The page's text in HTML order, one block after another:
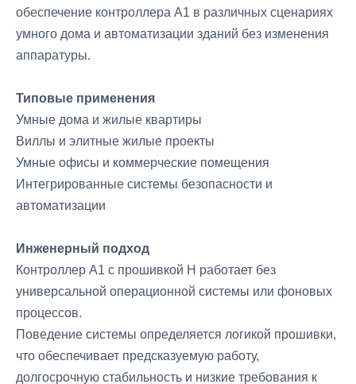
обеспечение контроллера A1 в различных сценариях
умного дома и автоматизации зданий без изменения
аппаратуры.
Типовые применения
Умные дома и жилые квартиры
Виллы и элитные жилые проекты
Умные офисы и коммерческие помещения
Интегрированные системы безопасности и
автоматизации
Инженерный подход
Контроллер A1 с прошивкой H работает без
универсальной операционной системы или фоновых
процессов.
Поведение системы определяется логикой прошивки,
что обеспечивает предсказуемую работу,
долгосрочную стабильность и низкие требования к